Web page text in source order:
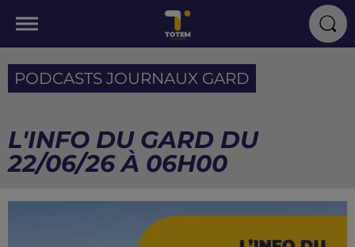
PODCASTS JOURNAUX GARD
L'INFO DU GARD DU
22/06/26 À 06H00